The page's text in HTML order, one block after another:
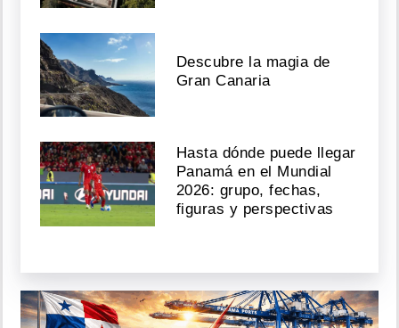
Descubre la magia de
Gran Canaria
Hasta dónde puede llegar
Panamá en el Mundial
2026: grupo, fechas,
figuras y perspectivas